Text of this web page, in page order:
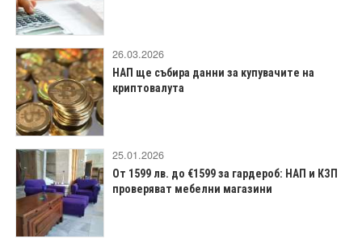
26.03.2026
НАП ще събира данни за купувачите на
криптовалута
25.01.2026
От 1599 лв. до €1599 за гардероб: НАП и КЗП
проверяват мебелни магазини